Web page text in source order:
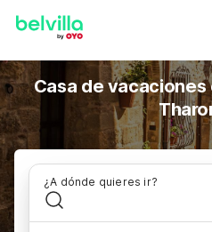
Casa de
¿A dónde quieres ir?